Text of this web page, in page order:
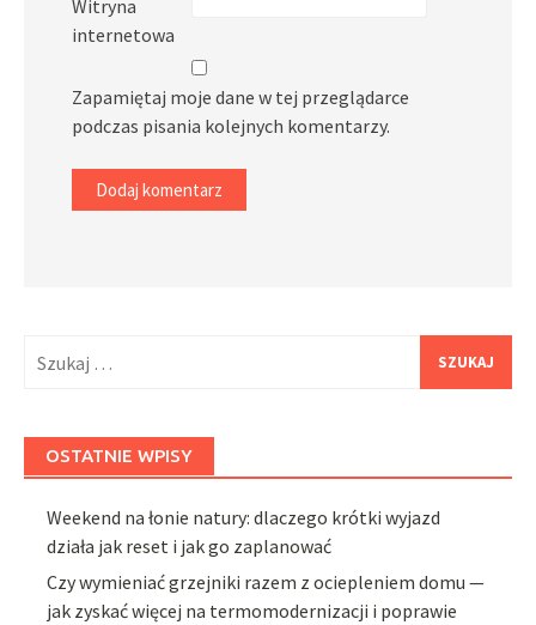
Witryna
internetowa
Zapamiętaj moje dane w tej przeglądarce
podczas pisania kolejnych komentarzy.
OSTATNIE WPISY
Weekend na łonie natury: dlaczego krótki wyjazd
działa jak reset i jak go zaplanować
Czy wymieniać grzejniki razem z ociepleniem domu —
jak zyskać więcej na termomodernizacji i poprawie